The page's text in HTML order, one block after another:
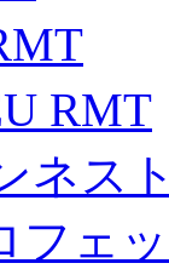
RMT
ネス
フェ